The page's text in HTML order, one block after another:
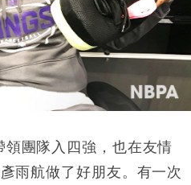
領團隊入四強，也在友情
雨航做了好朋友。有一次